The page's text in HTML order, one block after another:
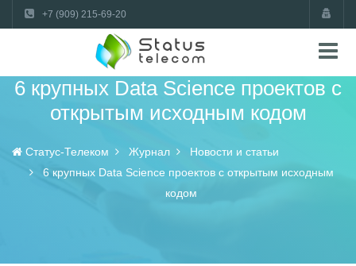
+7 (909) 215-69-20
6 крупных Data Science проектов с
открытым исходным кодом
Статус-Телеком Журнал
Новости и статьи
6 крупных Data Science проектов с открытым исходным
кодом